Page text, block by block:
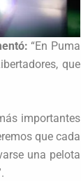
“En Puma
que
importantes
que cada
una pelota